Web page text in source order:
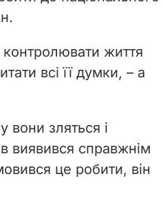
життя
всі її думки, – а
вони зляться і
виявився справжнім
це робити, він